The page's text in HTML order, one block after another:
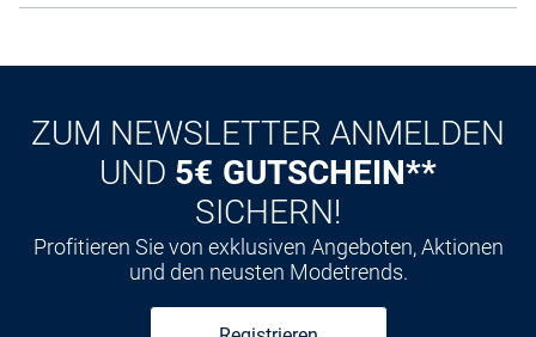
ZUM NEWSLETTER ANMELDEN
UND 5€ GUTSCHEIN**
SICHERN!
Profitieren Sie von exklusiven Angeboten, Aktionen
und den neusten Modetrends.